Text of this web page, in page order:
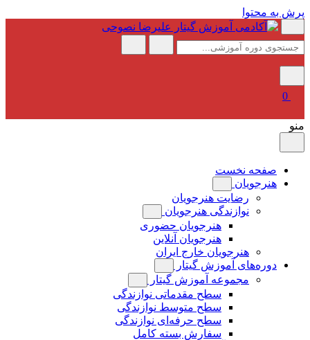
پرش به محتوا
0
منو
صفحه نخست
هنرجویان
رضایت هنرجویان
نوازندگی هنرجویان
هنرجویان حضوری
هنرجویان آنلاین
هنرجویان خارج ایران
دوره‌های آموزش گیتار
مجموعه آموزش گیتار
سطح مقدماتی نوازندگی
سطح متوسط نوازندگی
سطح حرفه‌ای نوازندگی
سفارش بسته کامل